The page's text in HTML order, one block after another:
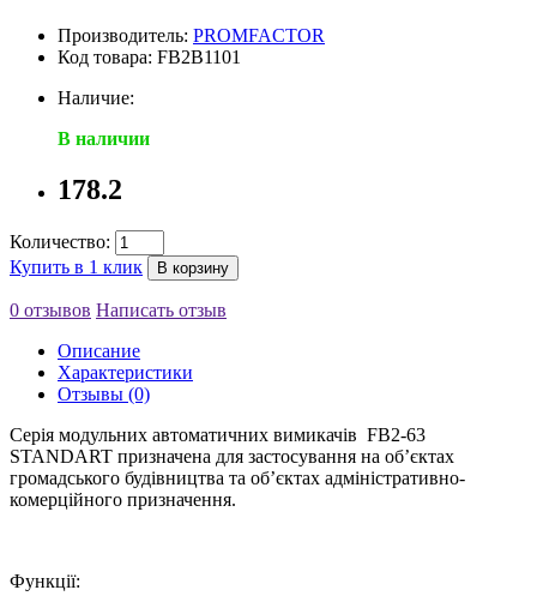
Производитель: PROMFACTOR
Код товара: FB2B1101
Наличие:
В наличии
178.2
Количество:
Купить в 1 клик
В корзину
0 отзывов Написать отзыв
Описание
Характеристики
Отзывы (0)
Серія модульних автоматичних вимикачів FB2-63
STANDART призначена для застосування на об’єктах
громадського будівництва та об’єктах адміністративно-
комерційного призначення.
Функції: